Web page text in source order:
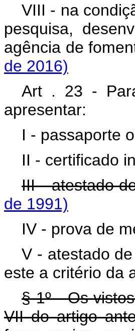
VIII - na
pesquisa,
agência
de 2016)
Art . 23 -
apresentar:
I - passaporte
II - certificado
III - atestado
de 1991)
IV - prova de
V - atestado
este a critério da
§ 1º - Os
VII do artigo